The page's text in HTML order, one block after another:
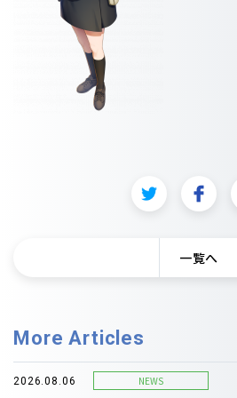
一覧へ
More Articles
2026.08.06 NEWS